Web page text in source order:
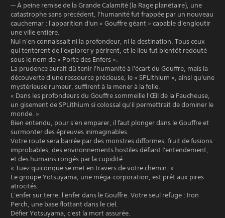
— À peine remise de la Grande Calamité (la Rage planétaire), une
catastrophe sans précédent, l'humanité fut frappée par un nouveau
cauchemar : l'apparition d'un « Gouffre géant » capable d'engloutir
une ville entière.
Nul n'en connaissait ni la profondeur, ni la destination. Tous ceux
qui tentèrent de l'explorer y périrent, et le lieu fut bientôt redouté
sous le nom de « Porte des Enfers ».
La prudence aurait dû tenir l'humanité à l'écart du Gouffre, mais la
découverte d'une ressource précieuse, le « SPLithium », ainsi qu'une
mystérieuse rumeur, suffirent à la mener à la folie.
« Dans les profondeurs du Gouffre sommeille l'Œil de la Faucheuse,
un gisement de SPLithium si colossal qu'il permettrait de dominer le
monde. »
Bien entendu, pour s'en emparer, il faut plonger dans le Gouffre et
surmonter des épreuves inimaginables.
Votre route sera barrée par des monstres difformes, fruit de fusions
improbables, des environnements hostiles défiant l'entendement,
et des humains rongés par la cupidité.
« Tuez quiconque se met en travers de votre chemin. »
Le groupe Yotsuyama, une méga-corporation, est prêt aux pires
atrocités.
L'enfer sur terre, l'enfer dans le Gouffre. Votre seul refuge : Iron
Perch, une base flottant dans le ciel.
Défier Yotsuyama, c'est la mort assurée.